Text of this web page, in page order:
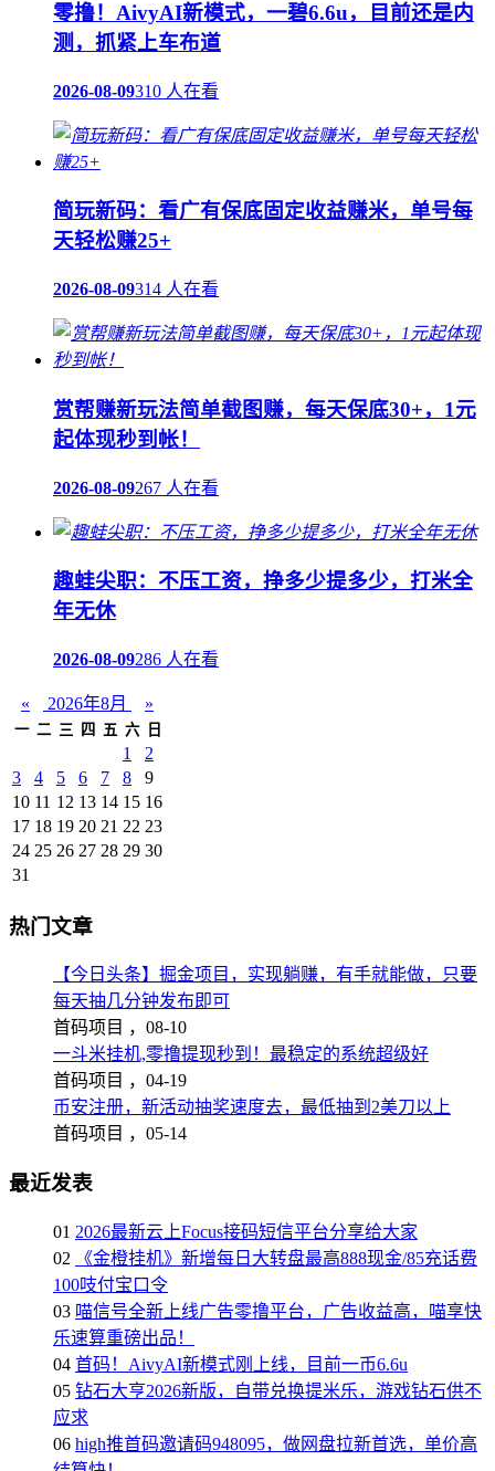
零撸！AivyAI新模式，一碧6.6u，目前还是内
测，抓紧上车布道
2026-08-09310 人在看
简玩新码：看广有保底固定收益赚米，单号每
天轻松赚25+
2026-08-09314 人在看
赏帮赚新玩法简单截图赚，每天保底30+，1元
起体现秒到帐！
2026-08-09267 人在看
趣蛙尖职：不压工资，挣多少提多少，打米全
年无休
2026-08-09286 人在看
« 2026年8月 »
一 二 三 四 五 六 日
1
2
3
4 5 6 7 8
9
10 11 12 13 14 15 16
17 18 19 20 21 22 23
24 25 26 27 28 29 30
31
热门文章
【今日头条】掘金项目，实现躺赚，有手就能做，只要
每天抽几分钟发布即可
首码项目 ， 08-10
一斗米挂机,零撸提现秒到！最稳定的系统超级好
首码项目 ， 04-19
币安注册，新活动抽奖速度去，最低抽到2美刀以上
首码项目 ， 05-14
最近发表
01 2026最新云上Focus接码短信平台分享给大家
02
《金橙挂机》新增每日大转盘最高888现金/85充话费
100吱付宝口令
03 喵信号全新上线广告零撸平台，广告收益高，喵享快
乐速算重磅出品！
04 首码！AivyAI新模式刚上线，目前一币6.6u
05 钻石大亨2026新版，自带兑换提米乐，游戏钻石供不
应求
06 high推首码邀请码948095，做网盘拉新首选，单价高